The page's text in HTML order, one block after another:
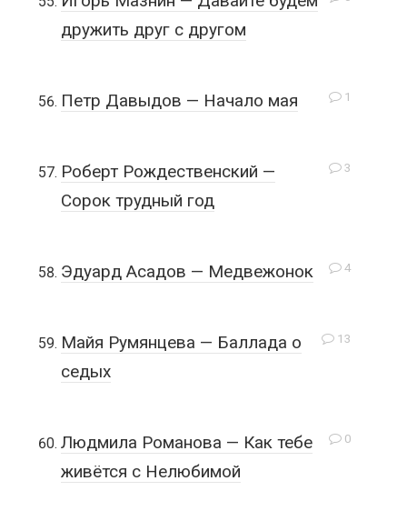
дружить друг с другом
1
Петр Давыдов — Начало мая
3
Роберт Рождественский —
Сорок трудный год
4
Эдуард Асадов — Медвежонок
13
Майя Румянцева — Баллада о
седых
0
Людмила Романова — Как тебе
живётся с Нелюбимой